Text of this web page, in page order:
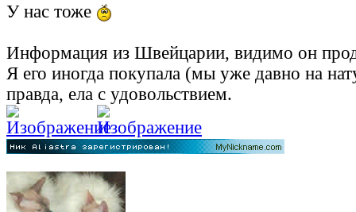
У нас тоже
Информация из Швейцарии, видимо он
Я его иногда покупала (мы уже давно на
правда, ела с удовольствием.